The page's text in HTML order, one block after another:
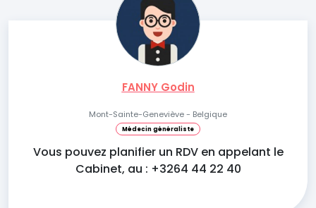
FANNY Godin
Mont-Sainte-Geneviève - Belgique
Médecin généraliste
Vous pouvez planifier un RDV en appelant le
Cabinet, au : +3264 44 22 40